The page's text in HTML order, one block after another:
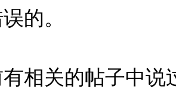
的。
相关的帖子中说